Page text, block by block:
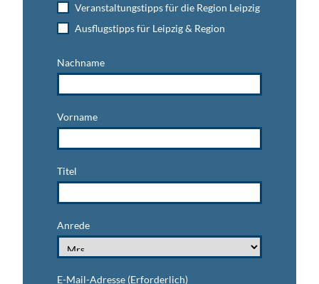
Veranstaltungstipps für die Region Leipzig
Ausflugstipps für Leipzig & Region
Nachname
Vorname
Titel
Anrede
E-Mail-Adresse (Erforderlich)